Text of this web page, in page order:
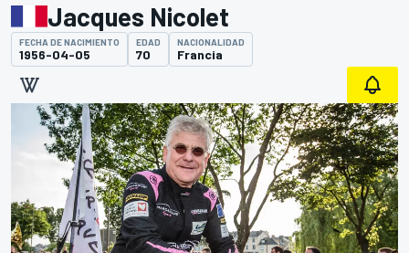
Jacques Nicolet
FECHA DE NACIMIENTO
1956-04-05
EDAD
70
NACIONALIDAD
Francia